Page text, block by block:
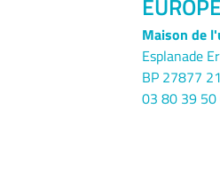
EUROPE
Maison de
Esplanade
BP 27877
03 80 39